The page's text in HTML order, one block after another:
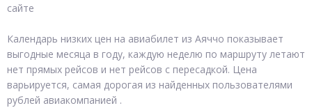
сайте
Календарь низких цен на авиабилет из Аяччо показывает
выгодные месяца в году, каждую неделю по маршруту летают
нет прямых рейсов и нет рейсов с пересадкой. Цена
варьируется, самая дорогая из найденных пользователями
рублей авиакомпанией .